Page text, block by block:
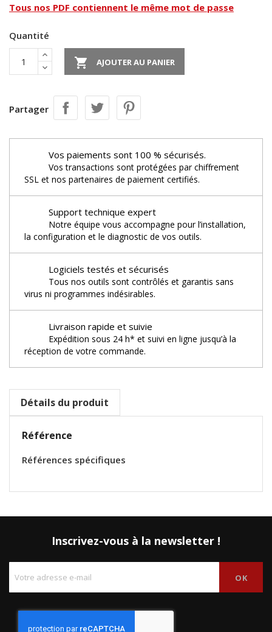
Tous nos PDF contiennent le même mot de passe
Quantité
 AJOUTER AU PANIER
Partager
Vos paiements sont 100 % sécurisés.
Vos transactions sont protégées par chiffrement
SSL et nos partenaires de paiement certifiés.
Support technique expert
Notre équipe vous accompagne pour l’installation,
la configuration et le diagnostic de vos outils.
Logiciels testés et sécurisés
Tous nos outils sont contrôlés et garantis sans
virus ni programmes indésirables.
Livraison rapide et suivie
Expédition sous 24 h* et suivi en ligne jusqu’à la
réception de votre commande.
Détails du produit
Référence
Références spécifiques
Inscrivez-vous à la newsletter !